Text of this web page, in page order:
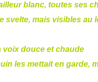
blanc, toutes ses
svelte, mais visibles au
voix douce et chaude
les mettait en garde,